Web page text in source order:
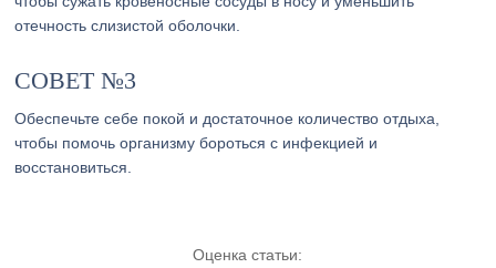
отечность слизистой оболочки.
СОВЕТ №3
Обеспечьте себе покой и достаточное количество отдыха,
чтобы помочь организму бороться с инфекцией и
восстановиться.
Оценка статьи: